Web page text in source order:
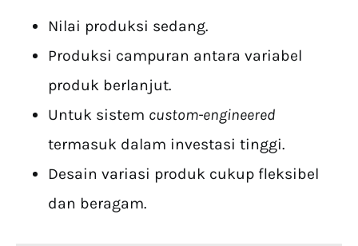
Nilai produksi sedang.
Produksi campuran antara variabel
produk berlanjut.
Untuk sistem custom-engineered
termasuk dalam investasi tinggi.
Desain variasi produk cukup fleksibel
dan beragam.